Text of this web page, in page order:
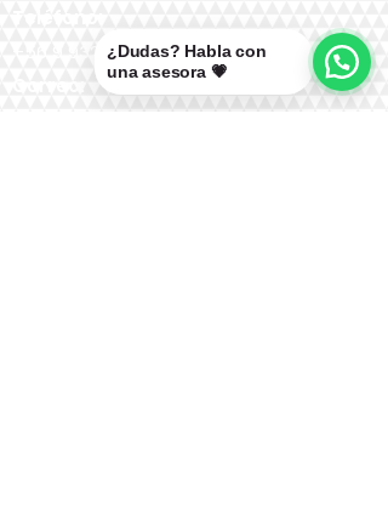
+56 9 9327 7210
mikal@pelucasmikal.cl
¿Dudas? Habla con
una asesora 💗